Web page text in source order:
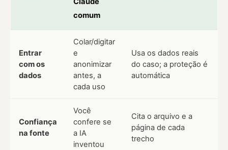
comum
Entrar
com os
dados
Colar/digitar
e
anonimizar
antes, a
cada uso
Usa os dados reais
do caso; a proteção é
automática
Confiança
na fonte
Você
confere se
a IA
inventou
Cita o arquivo e a
página de cada
trecho